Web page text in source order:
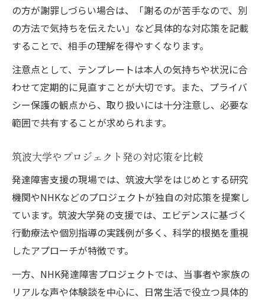
の方が謝罪しづらい場合は、「謝るのが苦手なので、別
の方法で気持ちを伝えたい」など具体的な対応策を記載
することで、相手の理解を得やすくなります。
注意点として、テンプレートは本人の気持ちや状況に合
わせて定期的に見直すことが大切です。また、プライバ
シー保護の観点から、取り扱いには十分注意し、必要な
範囲で共有することが求められます。
筑波大学やプロジェクト発の対応策を比較
発達障害支援の現場では、筑波大学をはじめとする研究
機関やNHKなどのプロジェクトが独自の対応策を提案し
ています。筑波大学発の支援では、エビデンスに基づく
行動療法や個別指導の実践例が多く、科学的根拠を重視
したアプローチが特徴です。
一方、NHK発達障害プロジェクトでは、当事者や家族の
リアルな声や体験談を中心に、日常生活で役立つ具体的